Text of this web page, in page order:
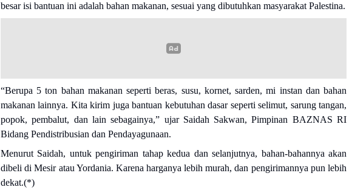
besar isi bantuan ini adalah bahan makanan, sesuai yang dibutuhkan masyarakat Palestina.
“Berupa 5 ton bahan makanan seperti beras, susu, kornet, sarden, mi instan dan bahan
makanan lainnya. Kita kirim juga bantuan kebutuhan dasar seperti selimut, sarung tangan,
popok, pembalut, dan lain sebagainya,” ujar Saidah Sakwan, Pimpinan BAZNAS RI
Bidang Pendistribusian dan Pendayagunaan.
Menurut Saidah, untuk pengiriman tahap kedua dan selanjutnya, bahan-bahannya akan
dibeli di Mesir atau Yordania. Karena harganya lebih murah, dan pengirimannya pun lebih
dekat.(*)